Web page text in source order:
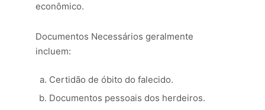
econômico.
Documentos Necessários geralmente
incluem:
Certidão de óbito do falecido.
Documentos pessoais dos herdeiros.